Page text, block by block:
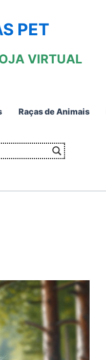
PET
VIRTUAL
Raças de Animais